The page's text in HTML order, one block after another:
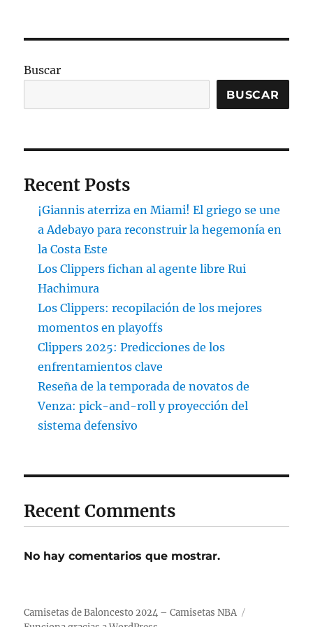
Buscar
BUSCAR
Recent Posts
¡Giannis aterriza en Miami! El griego se une
a Adebayo para reconstruir la hegemonía en
la Costa Este
Los Clippers fichan al agente libre Rui
Hachimura
Los Clippers: recopilación de los mejores
momentos en playoffs
Clippers 2025: Predicciones de los
enfrentamientos clave
Reseña de la temporada de novatos de
Venza: pick-and-roll y proyección del
sistema defensivo
Recent Comments
No hay comentarios que mostrar.
Camisetas de Baloncesto 2024 – Camisetas NBA